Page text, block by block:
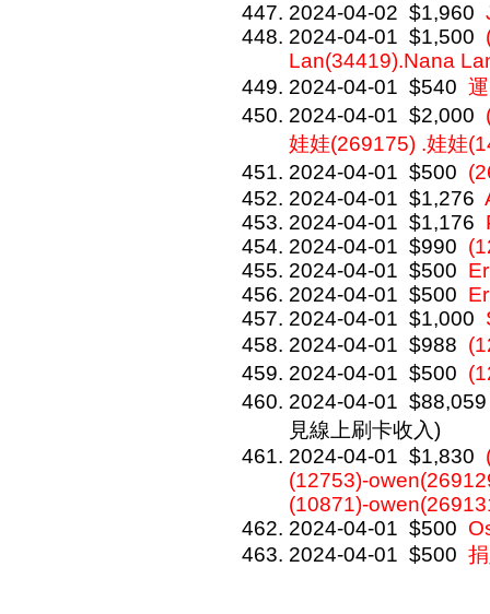
2024-04-02 $1,960
2024-04-01 $1,500
Lan(34419).Nana
2024-04-01 $540
2024-04-01 $2,000
娃娃(269175) .娃娃
2024-04-01 $500
2024-04-01 $1,276
2024-04-01 $1,176
2024-04-01 $990
2024-04-01 $500
2024-04-01 $500
2024-04-01 $1,000
2024-04-01 $988
2024-04-01 $500
2024-04-01 $88,059
見線上刷卡收入)
2024-04-01 $1,830
(12753)-
(10871)-
2024-04-01 $500
2024-04-01 $500